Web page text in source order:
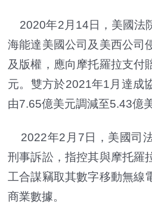
2020年2月14日，美國法
海能達美國公司及美西公司
及版權，應向摩托羅拉支付
元。雙方於2021年1月達成
由7.65億美元調減至5.43億美
2022年2月7日，美國司
刑事訴訟，指控其與摩托羅
工合謀竊取其數字移動無線
商業數據。